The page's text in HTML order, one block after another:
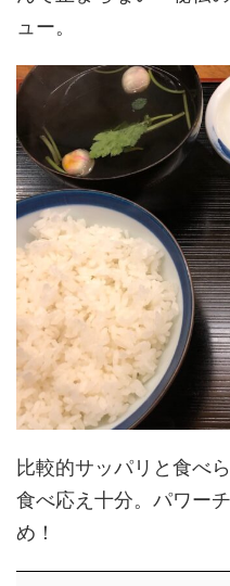
ュー。
比較的サッパリと食べ
食べ応え十分。パワー
め！